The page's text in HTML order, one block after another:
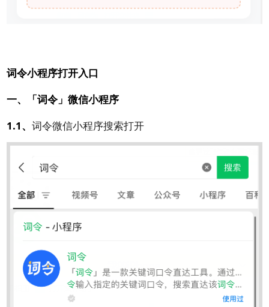
词令小程序打开入口
一、「词令」微信小程序
1.1、词令微信小程序搜索打开